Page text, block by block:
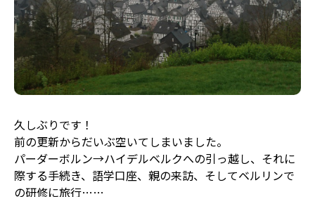
久しぶりです！
前の更新からだいぶ空いてしまいました。
パーダーボルン→ハイデルベルクへの引っ越し、それに
際する手続き、語学口座、親の来訪、そしてベルリンで
の研修に旅行……